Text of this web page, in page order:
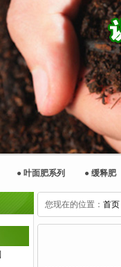
● 叶面肥系列 ● 缓释肥
您现在的位置： 首页